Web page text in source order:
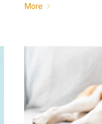
More